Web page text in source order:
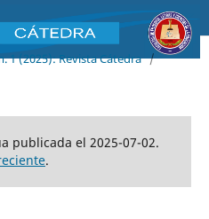
1 (2025): Revista Cátedra /
publicada el 2025-07-02.
.